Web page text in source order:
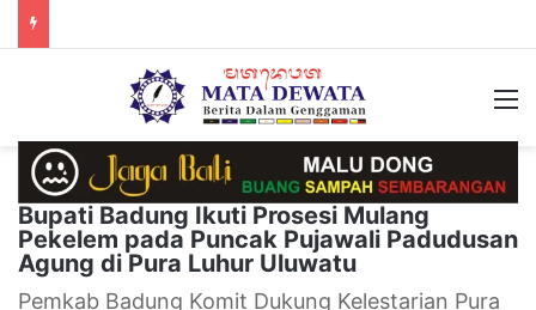
Bupati Badung Ikuti Prosesi Mulang
Pekelem pada Puncak Pujawali Padudusan
Agung di Pura Luhur Uluwatu
Pemkab Badung Komit Dukung Kelestarian Pura